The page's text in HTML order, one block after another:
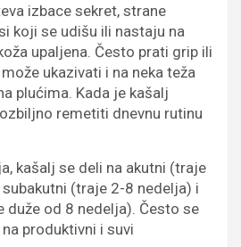
izbace sekret, strane
koji se udišu ili nastaju na
upaljena. Često prati grip ili
ukazivati i na neka teža
plućima. Kada je kašalj
remetiti dnevnu rutinu
kašalj se deli na akutni (traje
(traje 2-8 nedelja) i
duže od 8 nedelja). Često se
produktivni i suvi